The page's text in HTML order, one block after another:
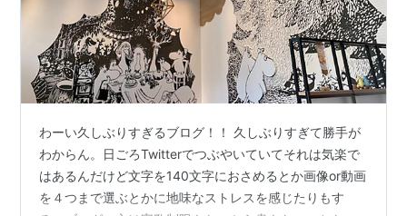
わーい久しぶりすぎるブログ！！ 久しぶりすぎて勝手が
わからん。日ごろTwitterでつぶやいていてそれは気楽で
はあるんだけど文字を140文字におさめるとか画像or動画
を４つまで選ぶとかに地味なストレスを感じたりもす